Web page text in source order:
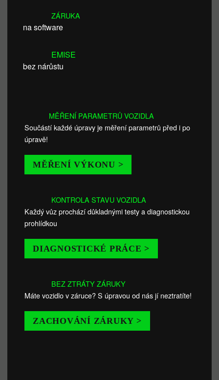
ZÁRUKA
na software
EMISE
bez nárůstu
MĚŘENÍ PARAMETRŮ VOZIDLA
Součástí každé úpravy je měření parametrů před i po
úpravě!
MĚŘENÍ VÝKONU >
KONTROLA STAVU VOZIDLA
Každý vůz prochází důkladnými testy a diagnostickou
prohlídkou
DIAGNOSTICKÉ PRÁCE >
BEZ ZTRÁTY ZÁRUKY
Máte vozidlo v záruce? S úpravou od nás jí neztratíte!
ZACHOVÁNÍ ZÁRUKY >